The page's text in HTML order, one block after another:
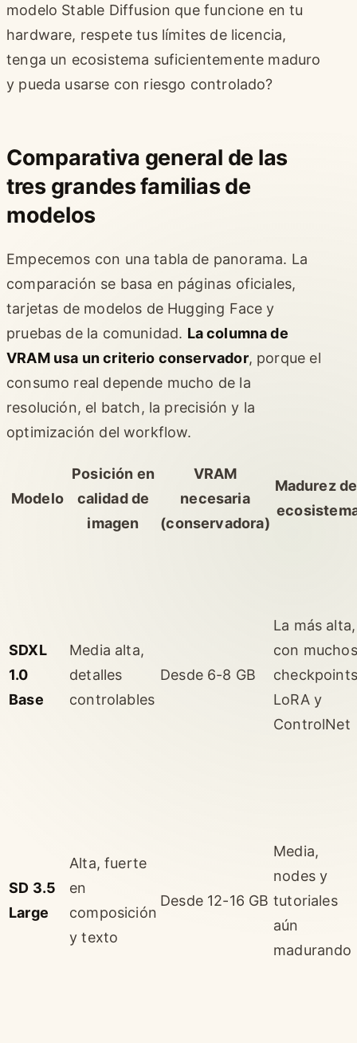
modelo Stable Diffusion que funcione en tu
hardware, respete tus límites de licencia,
tenga un ecosistema suficientemente maduro
y pueda usarse con riesgo controlado?
Comparativa general de las
tres grandes familias de
modelos
Empecemos con una tabla de panorama. La
comparación se basa en páginas oficiales,
tarjetas de modelos de Hugging Face y
pruebas de la comunidad. La columna de
VRAM usa un criterio conservador, porque el
consumo real depende mucho de la
resolución, el batch, la precisión y la
optimización del workflow.
Modelo
Posición en
calidad de
imagen
VRAM
necesaria
(conservadora)
Madurez
SDXL
1.0
Base
Media alta,
detalles
controlables
Desde 6-8 GB
La más alta,
con muchos
LoRA y
ControlNet
SD 3.5
Large
Alta, fuerte
en
composición
y texto
Desde 12-16 GB
Media,
nodes y
tutoriales
aún
madurando